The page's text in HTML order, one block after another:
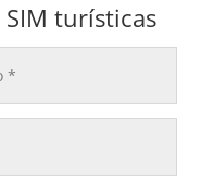
turísticas